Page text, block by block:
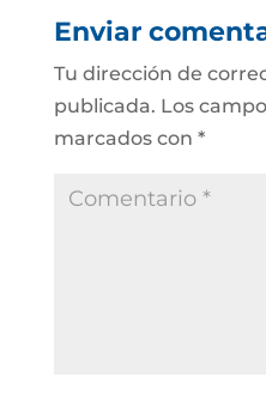
Enviar
Tu dirección de
publicada. Los
marcados con *